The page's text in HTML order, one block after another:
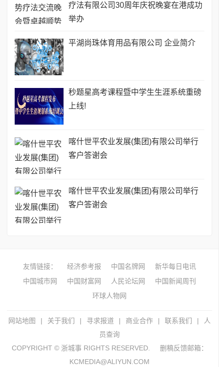
疗法有限公司30周年庆祝晚宴在港成功
举办
平湖尚珠体育用品有限公司 企业简介
秒题星高考课程暨中学生生涯系统重磅
上线!
喀什世平农业发展(集团)有限公司举行
客户答谢会
喀什世平农业发展(集团)有限公司举行
客户答谢会
友情链接： 经济参考报 中国名牌网
新华每日电讯
中国城市网
中国财富网 人民论坛网
中国新闻周刊
环球人物网
网站地图 | 关于我们 | 寻求报道 | 商业合作 | 联系我们 |
人
员查询
COPYRIGHT © 浙城事 RIGHTS RESERVED.
删稿反馈邮箱：
KCMEDIA@ALIYUN.COM